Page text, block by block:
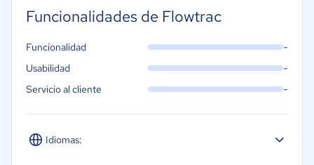
Funcionalidades de Flowtrac
Idiomas:
Funcionalidad -
Usabilidad -
Servicio al cliente -